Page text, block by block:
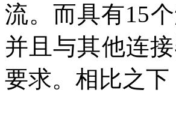
流。而具有15
并且与其他连
要求。相比之下